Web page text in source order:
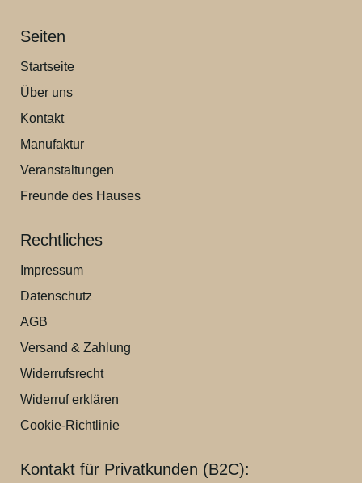
Seiten
Startseite
Über uns
Kontakt
Manufaktur
Veranstaltungen
Freunde des Hauses
Rechtliches
Impressum
Datenschutz
AGB
Versand & Zahlung
Widerrufsrecht
Widerruf erklären
Cookie-Richtlinie
Kontakt für Privatkunden (B2C):